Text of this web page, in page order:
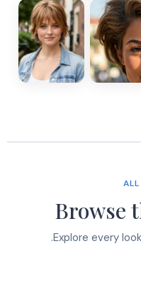
Browse
Explore every